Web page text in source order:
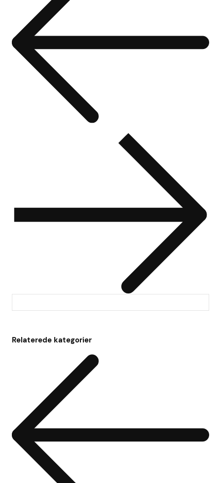
Relaterede kategorier